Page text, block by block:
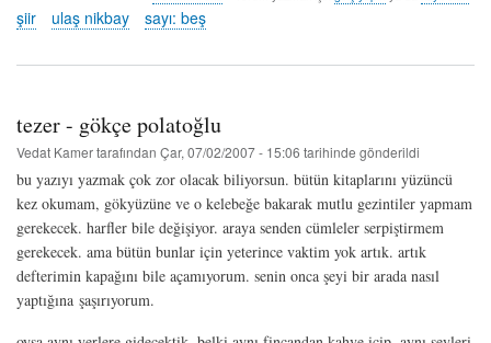
bir
-
hakkında
şiir ulaş nikbay sayı: beş
tezer - gökçe polatoğlu
Vedat Kamertarafından Çar, 07/02/2007 - 15:06 tarihinde gönderildi
bu yazıyı yazmak çok zor olacak biliyorsun. bütün kitaplarını yüzüncü
kez okumam, gökyüzüne ve o kelebeğe bakarak mutlu gezintiler yapmam
gerekecek. harfler bile değişiyor. araya senden cümleler serpiştirmem
gerekecek. ama bütün bunlar için yeterince vaktim yok artık. artık
defterimin kapağını bile açamıyorum. senin onca şeyi bir arada nasıl
yaptığına şaşırıyorum.